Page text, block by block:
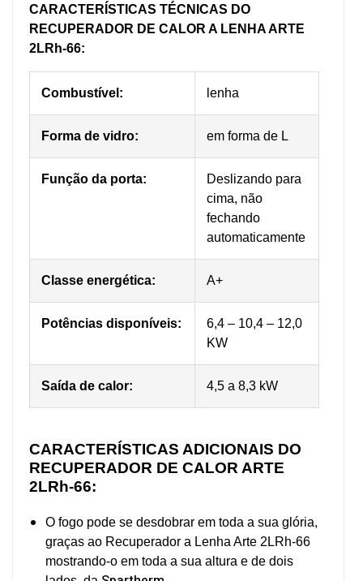
CARACTERÍSTICAS TÉCNICAS DO
RECUPERADOR DE CALOR A LENHA ARTE
2LRh-66:
Combustível: lenha
Forma de vidro: em forma de L
Função da porta:
Deslizando para
cima, não
fechando
automaticamente
Classe energética: A+
Potências disponíveis:
6,4 – 10,4 – 12,0
KW
Saída de calor: 4,5 a 8,3 kW
CARACTERÍSTICAS ADICIONAIS DO
RECUPERADOR DE CALOR ARTE
2LRh-66:
O fogo pode se desdobrar em toda a sua glória,
graças ao Recuperador a Lenha Arte 2LRh-66
mostrando-o em toda a sua altura e de dois